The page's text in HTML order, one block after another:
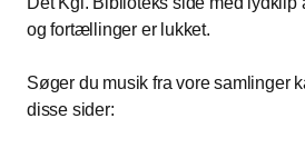
og fortællinger er lukket.
Søger du musik fra vore samlinger
disse sider: